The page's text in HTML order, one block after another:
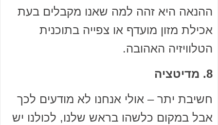
ההנאה היא זהה למה שאנו מקבלים בעת
אכילת מזון מועדף או צפייה בתוכנית
הטלוויזיה האהובה.
8. מדיטציה
חשיבת יתר – אולי אנחנו לא מודעים לכך
אבל במקום כלשהו בראש שלנו, לכולנו יש